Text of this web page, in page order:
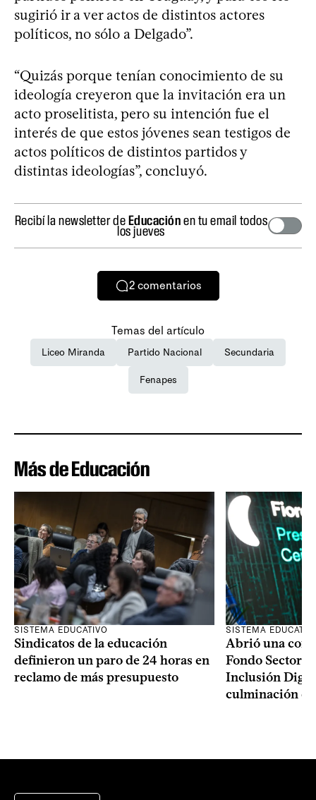
sugirió ir a ver actos de distintos actores
políticos, no sólo a Delgado”.
“Quizás porque tenían conocimiento de su
ideología creyeron que la invitación era un
acto proselitista, pero su intención fue el
interés de que estos jóvenes sean testigos de
actos políticos de distintos partidos y
distintas ideologías”, concluyó.
Recibí la newsletter deEducaciónen tu email todos
los jueves
2 comentarios
Temas del artículo
Liceo Miranda Partido Nacional Secundaria
Fenapes
Más de Educación
SISTEMA EDUCATIVO
Sindicatos de la educación
definieron un paro de 24 horas en
reclamo de más presupuesto
SISTEMA
Abrió una
Fondo
Inclusión
culminación